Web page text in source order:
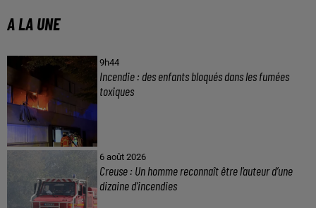
A LA UNE
9h44
Incendie : des enfants bloqués dans les fumées
toxiques
6 août 2026
Creuse : Un homme reconnaît être l’auteur d’une
dizaine d’incendies